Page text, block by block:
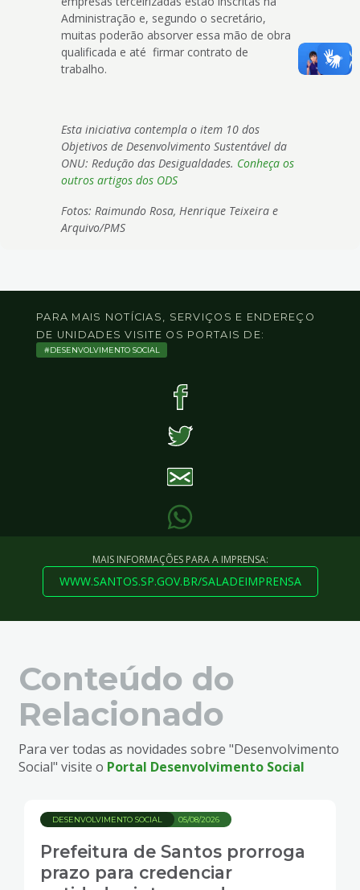
Administração e, segundo o secretário,
muitas poderão absorver essa mão de obra
qualificada e até firmar contrato de
trabalho.
Esta iniciativa contempla o item 10 dos
Objetivos de Desenvolvimento Sustentável da
ONU: Redução das Desigualdades. Conheça os
outros artigos dos ODS
Fotos: Raimundo Rosa, Henrique Teixeira e
Arquivo/PMS
PARA MAIS NOTÍCIAS, SERVIÇOS E ENDEREÇO
DE UNIDADES VISITE OS PORTAIS DE:
DESENVOLVIMENTO SOCIAL
MAIS INFORMAÇÕES PARA A IMPRENSA:
WWW.SANTOS.SP.GOV.BR/SALADEIMPRENSA
Conteúdo do
Relacionado
Para ver todas as novidades sobre "Desenvolvimento
Social" visite o Portal Desenvolvimento Social
05/08/2026
DESENVOLVIMENTO SOCIAL
Prefeitura de Santos prorroga
prazo para credenciar